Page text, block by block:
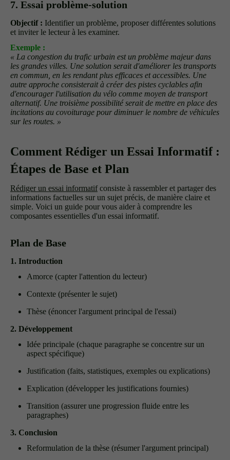
7. Essai problème-solution
Objectif : Identifier un problème, proposer différentes solutions
et inviter le lecteur à les examiner.
Exemple :
« La congestion du trafic urbain est un problème majeur dans
les grandes villes. Une solution serait d'améliorer les transports
en commun, en les rendant plus efficaces et accessibles. Une
autre approche consisterait à créer des pistes cyclables afin
d'encourager l'utilisation du vélo comme moyen de transport
alternatif. Une troisième possibilité serait de mettre en place des
incitations au covoiturage pour diminuer le nombre de véhicules
sur les routes. »
Comment Rédiger un Essai Informatif :
Étapes de Base et Plan
Rédiger un essai informatifconsiste à rassembler et partager des
informations factuelles sur un sujet précis, de manière claire et
simple. Voici un guide pour vous aider à comprendre les
composantes essentielles d'un essai informatif.
Plan de Base
1. Introduction
Amorce (capter l'attention du lecteur)
Contexte (présenter le sujet)
Thèse (énoncer l'argument principal de l'essai)
2. Développement
Idée principale (chaque paragraphe se concentre sur un
aspect spécifique)
Justification (faits, statistiques, exemples ou explications)
Explication (développer les justifications fournies)
Transition (assurer une progression fluide entre les
paragraphes)
3. Conclusion
Reformulation de la thèse (résumer l'argument principal)